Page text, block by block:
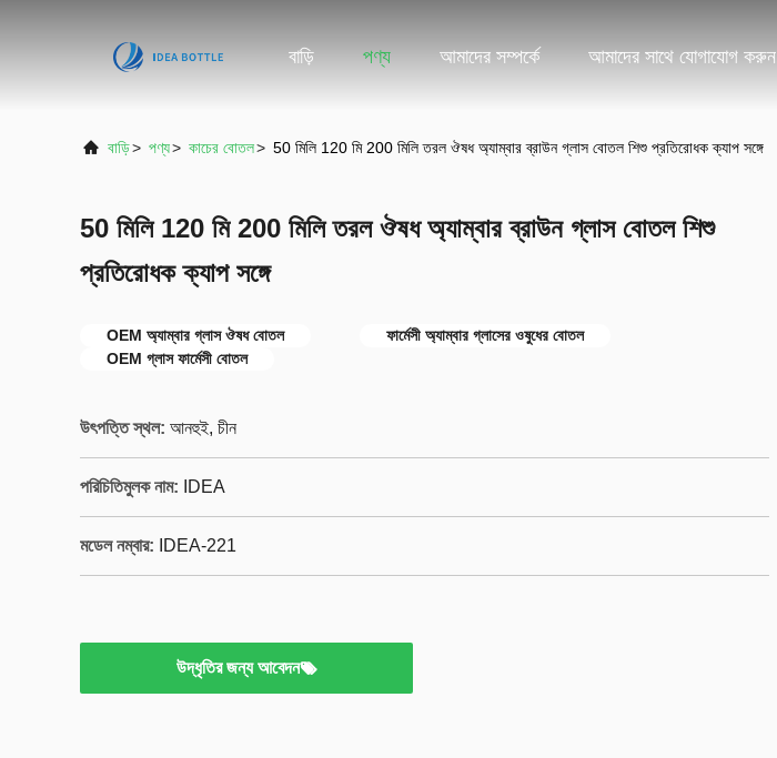
বাড়ি পণ্য আমাদের সম্পর্কে আমাদের সাথে যোগাযোগ করুন
বাড়ি> পণ্য> কাচের বোতল> 50 মিলি 120 মি 200 মিলি তরল ঔষধ অ্যাম্বার ব্রাউন গ্লাস বোতল শিশু প্রতিরোধক ক্যাপ সঙ্গে
50 মিলি 120 মি 200 মিলি তরল ঔষধ অ্যাম্বার ব্রাউন গ্লাস বোতল শিশু
প্রতিরোধক ক্যাপ সঙ্গে
OEM অ্যাম্বার গ্লাস ঔষধ বোতল
ফার্মেসী অ্যাম্বার গ্লাসের ওষুধের বোতল
OEM গ্লাস ফার্মেসী বোতল
উৎপত্তি স্থল: আনহুই, চীন
পরিচিতিমুলক নাম: IDEA
মডেল নম্বার: IDEA-221
উদ্ধৃতির জন্য আবেদন